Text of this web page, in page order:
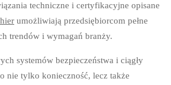
techniczne i certyfikacyjne opisane
umożliwiają przedsiębiorcom pełne
trendów i wymagań branży.
systemów bezpieczeństwa i ciągły
nie tylko konieczność, lecz także